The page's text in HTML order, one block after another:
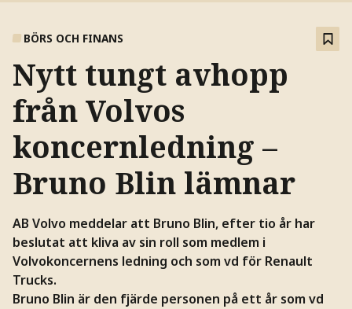
BÖRS OCH FINANS
Nytt tungt avhopp
från Volvos
koncernledning –
Bruno Blin lämnar
AB Volvo meddelar att Bruno Blin, efter tio år har
beslutat att kliva av sin roll som medlem i
Volvokoncernens ledning och som vd för Renault
Trucks.
Bruno Blin är den fjärde personen på ett år som vd